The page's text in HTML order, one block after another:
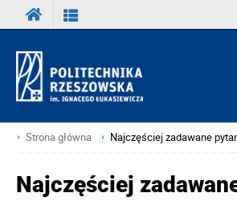
Strona główna Najczęściej zadawane
Najczęściej